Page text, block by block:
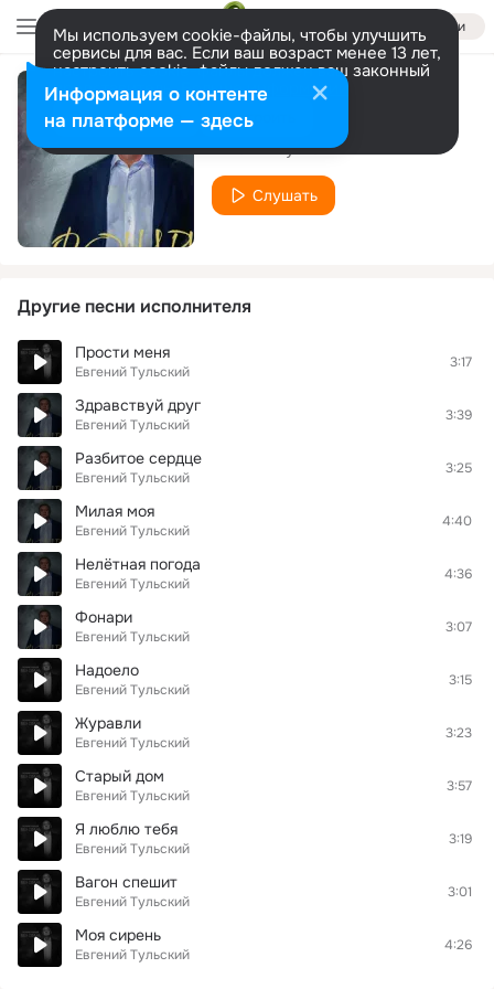
Войти
Мы используем cookie-файлы, чтобы улучшить
сервисы для вас. Если ваш возраст менее 13 лет,
настроить cookie-файлы должен ваш законный
представитель. Больше информации
Разрешить все Настроить
Лай-Лай-Лай
Евгений Тульский
Слушать
Другие песни исполнителя
Прости меня
Евгений Тульский
3:17
Здравствуй друг
Евгений Тульский
3:39
Разбитое сердце
Евгений Тульский
3:25
Милая моя
Евгений Тульский
4:40
Нелётная погода
Евгений Тульский
4:36
Фонари
Евгений Тульский
3:07
Надоело
Евгений Тульский
3:15
Журавли
Евгений Тульский
3:23
Старый дом
Евгений Тульский
3:57
Я люблю тебя
Евгений Тульский
3:19
Вагон спешит
Евгений Тульский
3:01
Моя сирень
Евгений Тульский
4:26
Информация о контенте
на платформе — здесь